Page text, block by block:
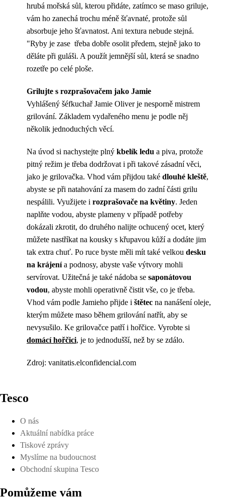
hrubá mořská sůl, kterou přidáte, zatímco se maso griluje,
vám ho zanechá trochu méně šťavnaté, protože sůl
absorbuje jeho šťavnatost. Ani textura nebude stejná.
"Ryby je zase třeba dobře osolit předem, stejně jako to
děláte při guláši. A použít jemnější sůl, která se snadno
rozetře po celé ploše.
Grilujte s rozprašovačem jako Jamie
Vyhlášený šéfkuchař Jamie Oliver je nesporně mistrem
grilování. Základem vydařeného menu je podle něj
několik jednoduchých věcí.
Na úvod si nachystejte plný kbelík ledu a piva, protože
pitný režim je třeba dodržovat i při takové zásadní věci,
jako je grilovačka. Vhod vám přijdou také dlouhé kleště,
abyste se při natahování za masem do zadní části grilu
nespálili. Využijete i rozprašovače na květiny. Jeden
naplňte vodou, abyste plameny v případě potřeby
dokázali zkrotit, do druhého nalijte ochucený ocet, který
můžete nastříkat na kousky s křupavou kůží a dodáte jim
tak extra chuť. Po ruce byste měli mít také velkou desku
na krájenía podnosy, abyste vaše výtvory mohli
servírovat. Užitečná je také nádoba se saponátovou
vodou, abyste mohli operativně čistit vše, co je třeba.
Vhod vám podle Jamieho přijde i štětec na nanášení oleje,
kterým můžete maso během grilování natřít, aby se
nevysušilo. Ke grilovačce patří i hořčice. Vyrobte si
domácí hořčici, je to jednodušší, než by se zdálo.
Zdroj: vanitatis.elconfidencial.com
Tesco
O nás
Aktuální nabídka práce
Tiskové zprávy
Myslíme na budoucnost
Obchodní skupina Tesco
Pomůžeme vám